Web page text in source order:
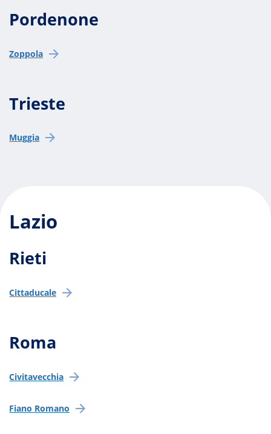
Pordenone
Zoppola
Trieste
Muggia
Lazio
Rieti
Cittaducale
Roma
Civitavecchia
Fiano Romano